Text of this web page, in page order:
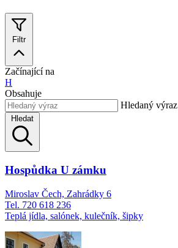
Filtr
Začínající na
H
Obsahuje
Hledaný výraz
Hledat
Hospůdka U zámku
Miroslav Čech, Zahrádky 6
Tel. 720 618 236
Teplá jídla, salónek, kulečník, šipky